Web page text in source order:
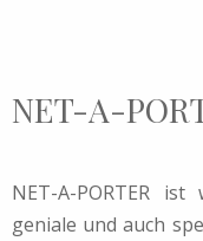
NET-A-
NET-A-PORTER
geniale und auch